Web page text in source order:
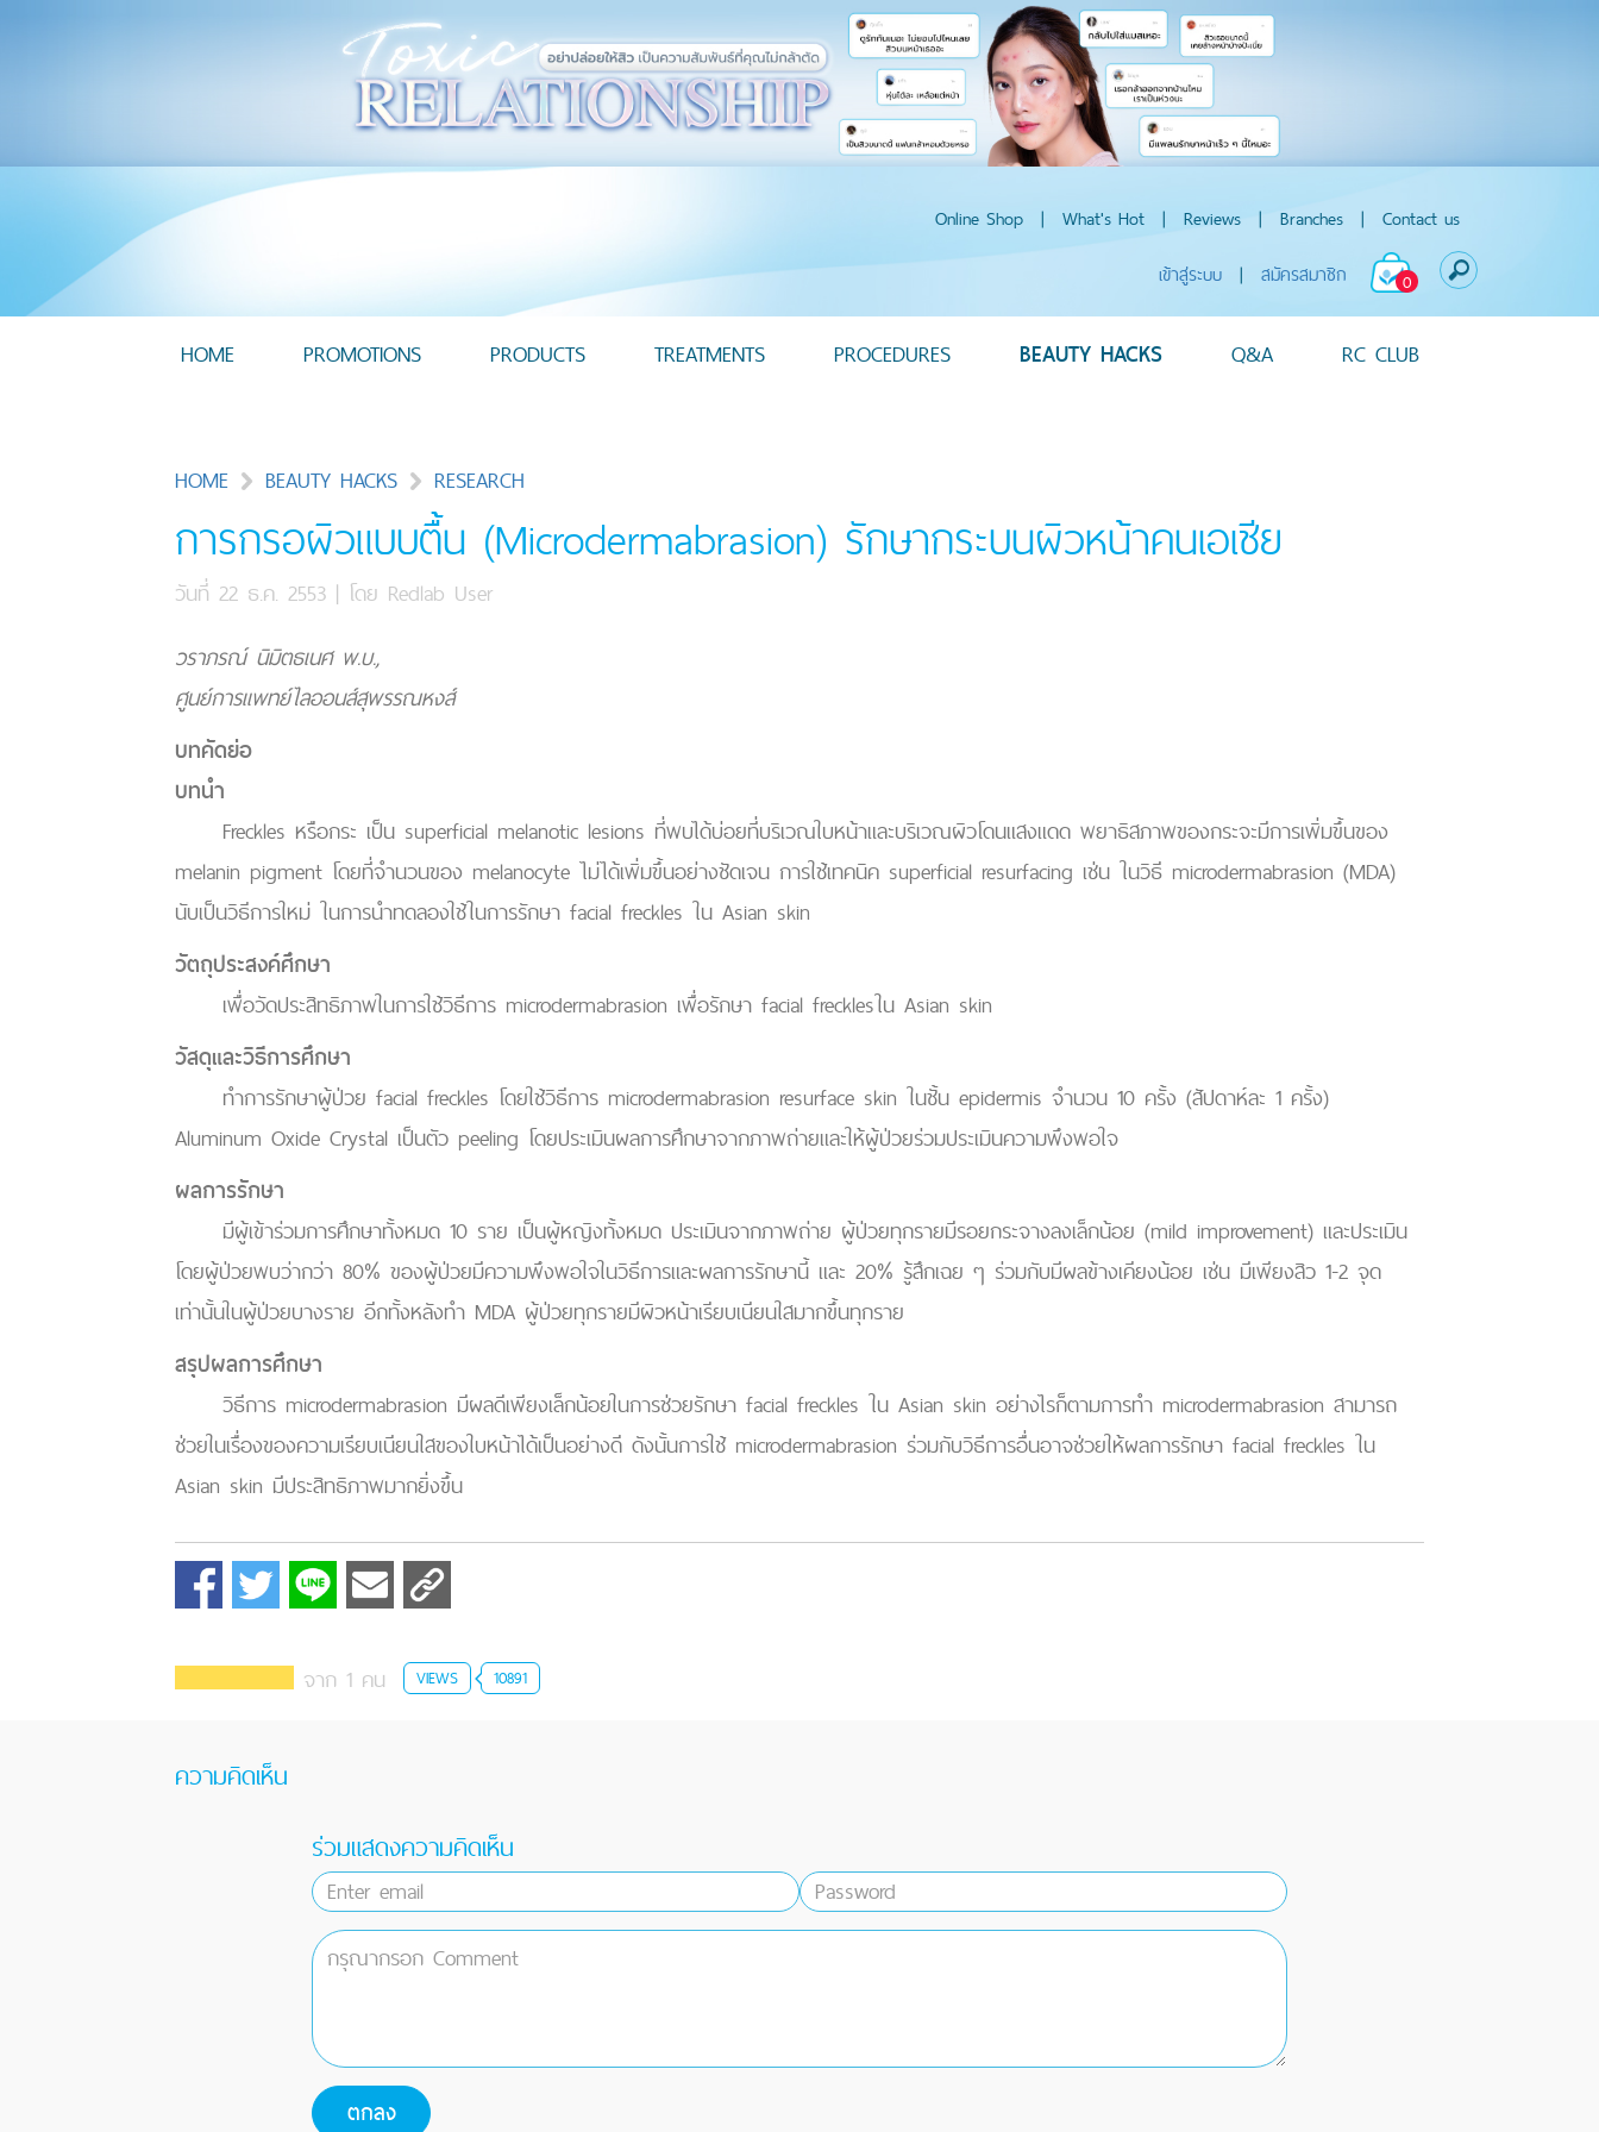
Online Shop | What's Hot | Reviews | Branches | Contact us
0
เข้าสู่ระบบ | สมัครสมาชิก
HOME PROMOTIONS PRODUCTS TREATMENTS PROCEDURES BEAUTY HACKS Q&A RC CLUB
HOME BEAUTY HACKS RESEARCH
การกรอผิวแบบตื้น (Microdermabrasion) รักษากระบนผิวหน้าคนเอเชีย
วันที่ 22 ธ.ค. 2553 | โดย Redlab User
วราภรณ์ นิมิตธเนศ พ.บ.,
ศูนย์การแพทย์ไลออนส์สุพรรณหงส์
บทคัดย่อ
บทนำ
Freckles หรือกระ เป็น superficial melanotic lesions ที่พบได้บ่อยที่บริเวณใบหน้าและบริเวณผิวโดนแสงแดด พยาธิสภาพของกระจะมีการเพิ่มขึ้นของ
melanin pigment โดยที่จำนวนของ melanocyte ไม่ได้เพิ่มขึ้นอย่างชัดเจน การใช้เทคนิค superficial resurfacing เช่น ในวิธี microdermabrasion (MDA)
นับเป็นวิธีการใหม่ ในการนำทดลองใช้ในการรักษา facial freckles ใน Asian skin
วัตถุประสงค์ศึกษา
เพื่อวัดประสิทธิภาพในการใช้วิธีการ microdermabrasion เพื่อรักษา facial frecklesใน Asian skin
วัสดุและวิธีการศึกษา
ทำการรักษาผู้ป่วย facial freckles โดยใช้วิธีการ microdermabrasion resurface skin ในชั้น epidermis จำนวน 10 ครั้ง (สัปดาห์ละ 1 ครั้ง)
Aluminum Oxide Crystal เป็นตัว peeling โดยประเมินผลการศึกษาจากภาพถ่ายและให้ผู้ป่วยร่วมประเมินความพึงพอใจ
ผลการรักษา
มีผู้เข้าร่วมการศึกษาทั้งหมด 10 ราย เป็นผู้หญิงทั้งหมด ประเมินจากภาพถ่าย ผู้ป่วยทุกรายมีรอยกระจางลงเล็กน้อย (mild improvement) และประเมิน
โดยผู้ป่วยพบว่ากว่า 80% ของผู้ป่วยมีความพึงพอใจในวิธีการและผลการรักษานี้ และ 20% รู้สึกเฉย ๆ ร่วมกับมีผลข้างเคียงน้อย เช่น มีเพียงสิว 1-2 จุด
เท่านั้นในผู้ป่วยบางราย อีกทั้งหลังทำ MDA ผู้ป่วยทุกรายมีผิวหน้าเรียบเนียนใสมากขึ้นทุกราย
สรุปผลการศึกษา
วิธีการ microdermabrasion มีผลดีเพียงเล็กน้อยในการช่วยรักษา facial freckles ใน Asian skin อย่างไรก็ตามการทำ microdermabrasion สามารถ
ช่วยในเรื่องของความเรียบเนียนใสของใบหน้าได้เป็นอย่างดี ดังนั้นการใช้ microdermabrasion ร่วมกับวิธีการอื่นอาจช่วยให้ผลการรักษา facial freckles ใน
Asian skin มีประสิทธิภาพมากยิ่งขึ้น
จาก 1 คน VIEWS 10891
ความคิดเห็น
ร่วมแสดงความคิดเห็น